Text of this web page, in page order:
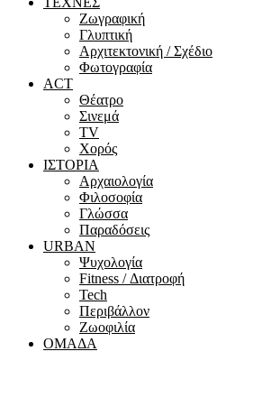
Ζωγραφική
Γλυπτική
Αρχιτεκτονική / Σχέδιο
Φωτογραφία
ACT
Θέατρο
Σινεμά
ΤV
Χορός
ΙΣΤΟΡΙΑ
Αρχαιολογία
Φιλοσοφία
Γλώσσα
Παραδόσεις
URBAN
Ψυχολογία
Fitness / Διατροφή
Tech
Περιβάλλον
Ζωοφιλία
ΟΜΑΔΑ